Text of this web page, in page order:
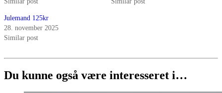
Julemand 125kr
28. november 2025
Similar post
Du kunne også være interesseret i…